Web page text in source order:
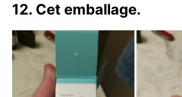
12. Cet emballage.